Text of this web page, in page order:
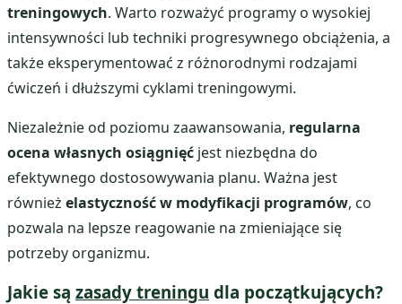
treningowych. Warto rozważyć programy o wysokiej
intensywności lub techniki progresywnego obciążenia, a
także eksperymentować z różnorodnymi rodzajami
ćwiczeń i dłuższymi cyklami treningowymi.
Niezależnie od poziomu zaawansowania, regularna
ocena własnych osiągnięć jest niezbędna do
efektywnego dostosowywania planu. Ważna jest
również elastyczność w modyfikacji programów, co
pozwala na lepsze reagowanie na zmieniające się
potrzeby organizmu.
Jakie są zasady treningu dla początkujących?